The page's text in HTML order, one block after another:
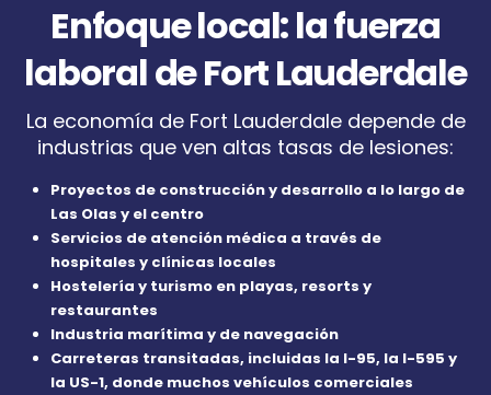
Enfoque local: la fuerza
laboral de Fort Lauderdale
La economía de Fort Lauderdale depende de
industrias que ven altas tasas de lesiones:
Proyectos de construcción y desarrollo a lo largo de
Las Olas y el centro
Servicios de atención médica a través de
hospitales y clínicas locales
Hostelería y turismo en playas, resorts y
restaurantes
Industria marítima y de navegación
Carreteras transitadas, incluidas la I-95, la I-595 y
la US-1, donde muchos vehículos comerciales